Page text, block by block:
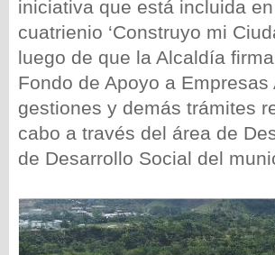
iniciativa que está incluida
cuatrienio ‘Construyo mi
luego de que la Alcaldía
Fondo de Apoyo a
gestiones y demás trámites
cabo a través del área de
de Desarrollo Social del